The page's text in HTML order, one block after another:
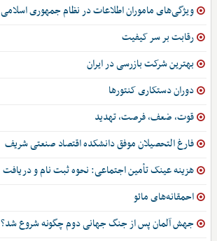
ویژگی‌های ماموران اطلاعات در نظام جمهوری اسلامی
رقابت بر سر کیفیت
بهترین شرکت بازرسی در ایران
دوران دستکاری کنتورها
قوت، ضعف، فرصت، تهدید
فارغ التحصیلان موفق دانشکده اقتصاد صنعتی شریف
هزینه عینک تأمین اجتماعی: نحوه ثبت نام و دریافت
احمقانه‌های مائو
جهش آلمان پس از جنگ جهانی دوم چگونه شروع شد؟